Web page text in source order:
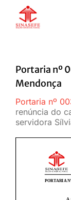
NOTÍCIAS
PUBLICAÇÕES
GALERIAS
Portaria nº
Mendonça
Portaria nº
renúncia do
servidora